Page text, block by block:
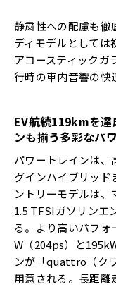
静粛性への配慮も徹
ディモデルとしては
アコースティックガ
行時の車内音響の快
EV航続119kmを達
ンも揃う多彩なパ
パワートレインは、
グインハイブリッド
ントリーモデルは
1.5 TFSIガソリンエ
る。より高いパフ
W（204ps）と
ンが「quattro（ク
用意される。長距